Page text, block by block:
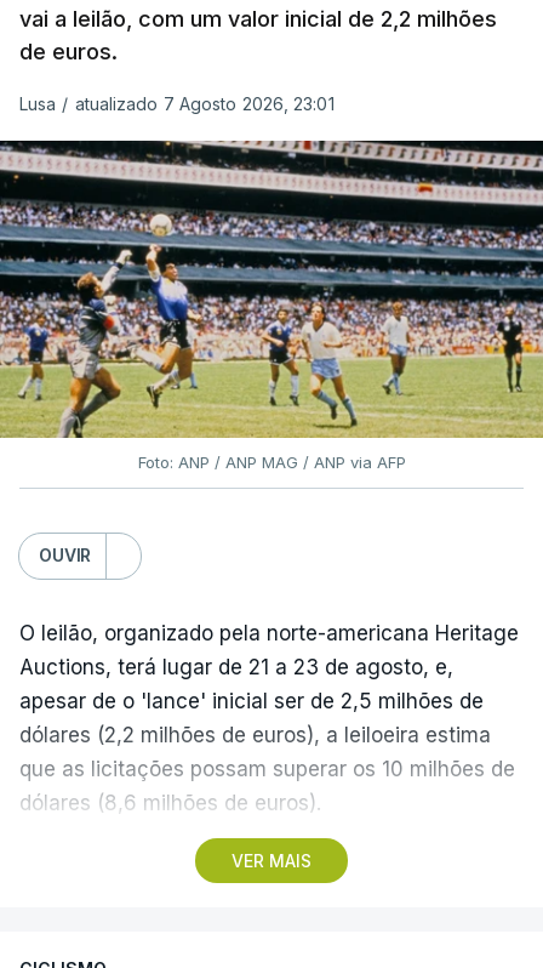
vai a leilão, com um valor inicial de 2,2 milhões
de euros.
Lusa / atualizado 7 Agosto 2026, 23:01
Foto: ANP / ANP MAG / ANP via AFP
OUVIR
VER MAIS
O leilão, organizado pela norte-americana Heritage
Auctions, terá lugar de 21 a 23 de agosto, e,
apesar de o 'lance' inicial ser de 2,5 milhões de
dólares (2,2 milhões de euros), a leiloeira estima
que as licitações possam superar os 10 milhões de
dólares (8,6 milhões de euros).
A camisola utilizada pelo astro argentino durante